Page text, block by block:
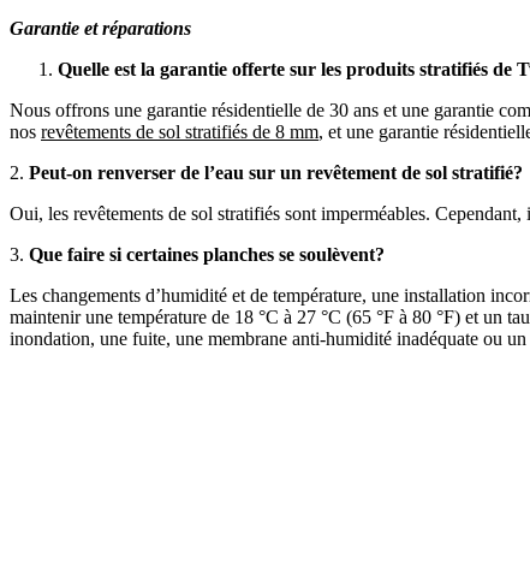
Garantie et réparations
Quelle est la garantie offerte sur les produits stratifiés de
Nous offrons une garantie résidentielle de 30 ans et une garantie
nos revêtements de sol stratifiés de 8 mm, et une garantie
2. Peut-on renverser de l’eau sur un revêtement de sol stratifié?
Oui, les revêtements de sol stratifiés sont imperméables.
3. Que faire si certaines planches se
Les changements d’humidité et de température, une installation
maintenir une température de 18 °C à 27 °C (65 °F à 80 °F) et un
inondation, une fuite, une membrane anti-humidité inadéquate ou